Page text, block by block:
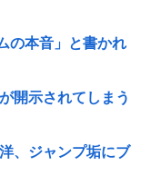
の本音」と書かれ
開示されてしまう
、ジャンプ垢にブ